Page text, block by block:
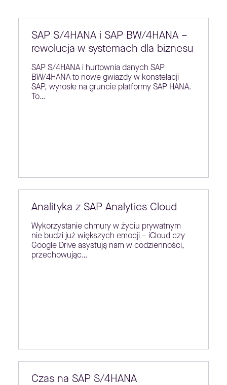
SAP S/4HANA i SAP BW/4HANA –
rewolucja w systemach dla biznesu
SAP S/4HANA i hurtownia danych SAP
BW/4HANA to nowe gwiazdy w konstelacji
SAP, wyrosłe na gruncie platformy SAP HANA.
To…
Analityka z SAP Analytics Cloud
Wykorzystanie chmury w życiu prywatnym
nie budzi już większych emocji – iCloud czy
Google Drive asystują nam w codzienności,
przechowując…
Czas na SAP S/4HANA